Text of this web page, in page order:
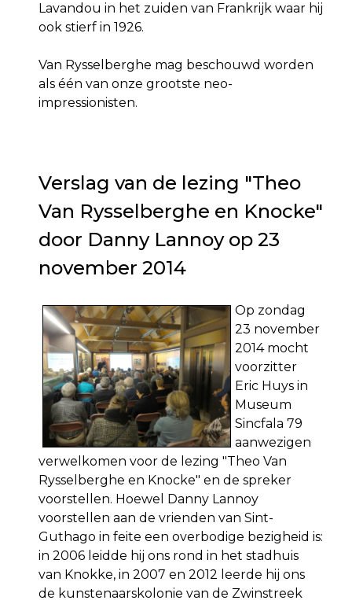
Lavandou in het zuiden van Frankrijk waar hij
ook stierf in 1926.
Van Rysselberghe mag beschouwd worden
als één van onze grootste neo-
impressionisten.
Verslag van de lezing "Theo
Van Rysselberghe en Knocke"
door Danny Lannoy op 23
november 2014
Op zondag
23 november
2014 mocht
voorzitter
Eric Huys in
Museum
Sincfala 79
aanwezigen
verwelkomen voor de lezing "Theo Van
Rysselberghe en Knocke" en de spreker
voorstellen. Hoewel Danny Lannoy
voorstellen aan de vrienden van Sint-
Guthago in feite een overbodige bezigheid is:
in 2006 leidde hij ons rond in het stadhuis
van Knokke, in 2007 en 2012 leerde hij ons
de kunstenaarskolonie van de Zwinstreek